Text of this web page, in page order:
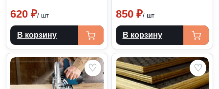
620 ₽/ шт
В корзину
850 ₽/ шт
В корзину
♡ ♡